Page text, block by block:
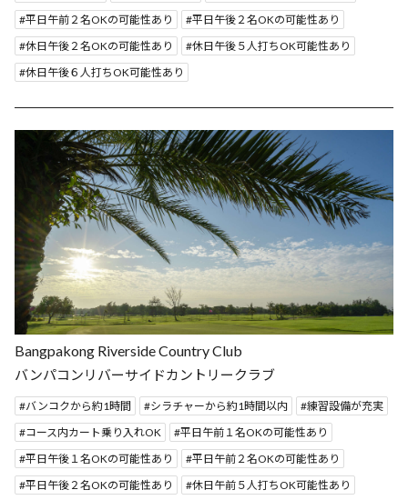
平日午前２名OKの可能性あり
平日午後２名OKの可能性あり
休日午後２名OKの可能性あり
休日午後５人打ちOK可能性あり
休日午後６人打ちOK可能性あり
Bangpakong Riverside Country Club
バンパコンリバーサイドカントリークラブ
バンコクから約1時間 シラチャーから約1時間以内
練習設備が充実
コース内カート乗り入れOK
平日午前１名OKの可能性あり
平日午後１名OKの可能性あり
平日午前２名OKの可能性あり
平日午後２名OKの可能性あり
休日午前５人打ちOK可能性あり